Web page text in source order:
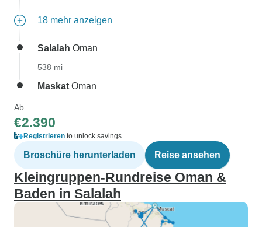
18 mehr anzeigen
Salalah Oman
538 mi
Maskat Oman
Ab
€2.390
Registrieren to unlock savings
Broschüre herunterladen Reise ansehen
Kleingruppen-Rundreise Oman &
Baden in Salalah